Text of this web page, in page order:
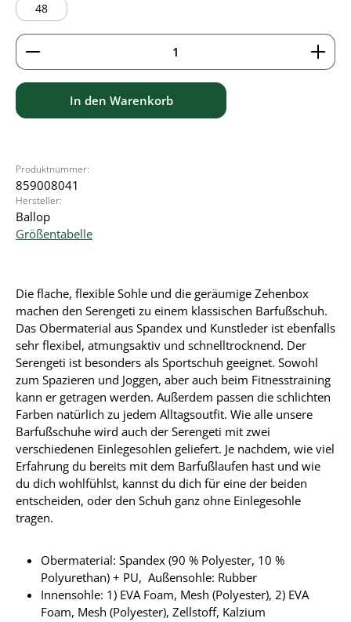
48
Produkt Anzahl: Gib den gewünschten Wert ein
In den Warenkorb
Produktnummer:
859008041
Hersteller:
Ballop
Größentabelle
Die flache, flexible Sohle und die geräumige Zehenbox
machen den Serengeti zu einem klassischen Barfußschuh.
Das Obermaterial aus Spandex und Kunstleder ist ebenfalls
sehr flexibel, atmungsaktiv und schnelltrocknend. Der
Serengeti ist besonders als Sportschuh geeignet. Sowohl
zum Spazieren und Joggen, aber auch beim Fitnesstraining
kann er getragen werden. Außerdem passen die schlichten
Farben natürlich zu jedem Alltagsoutfit. Wie alle unsere
Barfußschuhe wird auch der Serengeti mit zwei
verschiedenen Einlegesohlen geliefert. Je nachdem, wie viel
Erfahrung du bereits mit dem Barfußlaufen hast und wie
du dich wohlfühlst, kannst du dich für eine der beiden
entscheiden, oder den Schuh ganz ohne Einlegesohle
tragen.
Obermaterial: Spandex (90 % Polyester, 10 %
Polyurethan) + PU, Außensohle: Rubber
Innensohle: 1) EVA Foam, Mesh (Polyester), 2) EVA
Foam, Mesh (Polyester), Zellstoff, Kalzium